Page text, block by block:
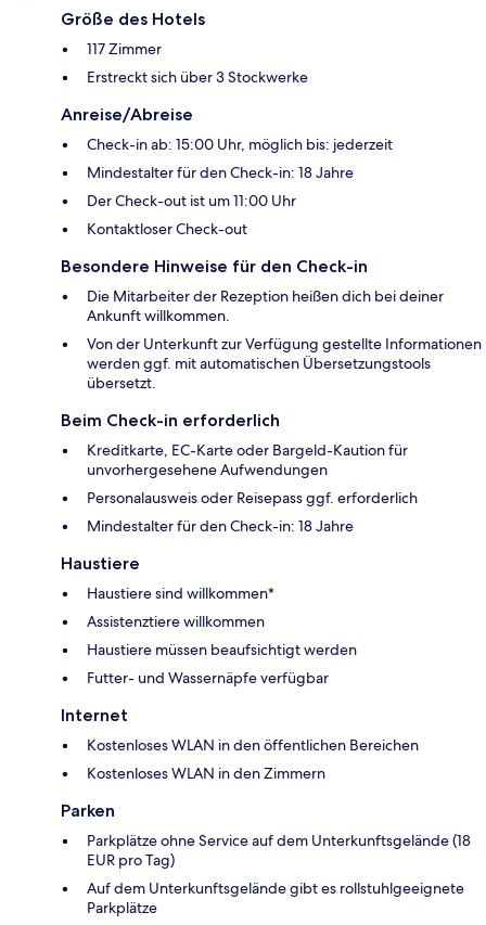
Größe des Hotels
117 Zimmer
Erstreckt sich über 3 Stockwerke
Anreise/Abreise
Check-in ab: 15:00 Uhr, möglich bis: jederzeit
Mindestalter für den Check-in: 18 Jahre
Der Check-out ist um 11:00 Uhr
Kontaktloser Check-out
Besondere Hinweise für den Check-in
Die Mitarbeiter der Rezeption heißen dich bei deiner
Ankunft willkommen.
Von der Unterkunft zur Verfügung gestellte Informationen
werden ggf. mit automatischen Übersetzungstools
übersetzt.
Beim Check-in erforderlich
Kreditkarte, EC-Karte oder Bargeld-Kaution für
unvorhergesehene Aufwendungen
Personalausweis oder Reisepass ggf. erforderlich
Mindestalter für den Check-in: 18 Jahre
Haustiere
Haustiere sind willkommen*
Assistenztiere willkommen
Haustiere müssen beaufsichtigt werden
Futter- und Wassernäpfe verfügbar
Internet
Kostenloses WLAN in den öffentlichen Bereichen
Kostenloses WLAN in den Zimmern
Parken
Parkplätze ohne Service auf dem Unterkunftsgelände (18
EUR pro Tag)
Auf dem Unterkunftsgelände gibt es rollstuhlgeeignete
Parkplätze